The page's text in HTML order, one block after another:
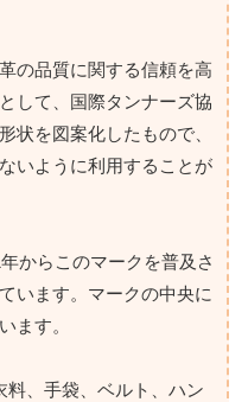
の品質に関する信頼を高
して、国際タンナーズ協
状を図案化したもので、
いように利用することが
からこのマークを普及さ
います。マークの中央に
ます。
料、手袋、ベルト、ハン